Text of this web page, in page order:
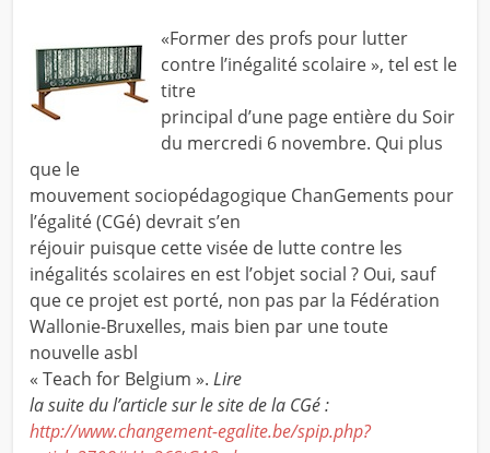
«Former des profs pour lutter
contre l’inégalité scolaire », tel est le
titre
principal d’une page entière du Soir
du mercredi 6 novembre. Qui plus
que le
mouvement sociopédagogique ChanGements pour
l’égalité (CGé) devrait s’en
réjouir puisque cette visée de lutte contre les
inégalités scolaires en est l’objet social ? Oui, sauf
que ce projet est porté, non pas par la Fédération
Wallonie-Bruxelles, mais bien par une toute
nouvelle asbl
« Teach for Belgium ». Lire
la suite du l’article sur le site de la CGé :
http://www.changement-egalite.be/spip.php?